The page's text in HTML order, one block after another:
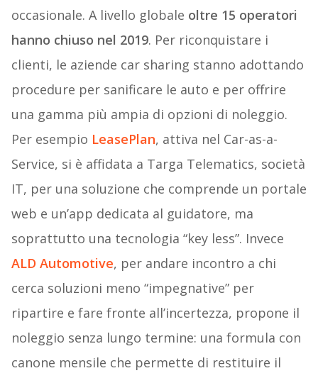
occasionale. A livello globale oltre 15 operatori
hanno chiuso nel 2019. Per riconquistare i
clienti, le aziende car sharing stanno adottando
procedure per sanificare le auto e per offrire
una gamma più ampia di opzioni di noleggio.
Per esempio LeasePlan, attiva nel Car-as-a-
Service, si è affidata a Targa Telematics, società
IT, per una soluzione che comprende un portale
web e un’app dedicata al guidatore, ma
soprattutto una tecnologia “key less”. Invece
ALD Automotive, per andare incontro a chi
cerca soluzioni meno “impegnative” per
ripartire e fare fronte all’incertezza, propone il
noleggio senza lungo termine: una formula con
canone mensile che permette di restituire il